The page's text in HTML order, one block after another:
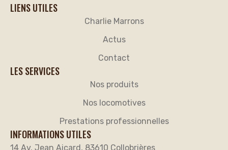
LIENS UTILES
Charlie Marrons
Actus
Contact
LES SERVICES
Nos produits
Nos locomotives
Prestations professionnelles
INFORMATIONS UTILES
14 Av. Jean Aicard, 83610 Collobrières